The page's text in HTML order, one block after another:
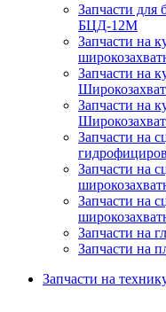
Запчасти для
БЦД-12М
Запчасти на
Запчасти на
Запчасти на
Запчасти на
Запчасти на
Запчасти на
Запчасти на
Запчасти на
Запчасти на